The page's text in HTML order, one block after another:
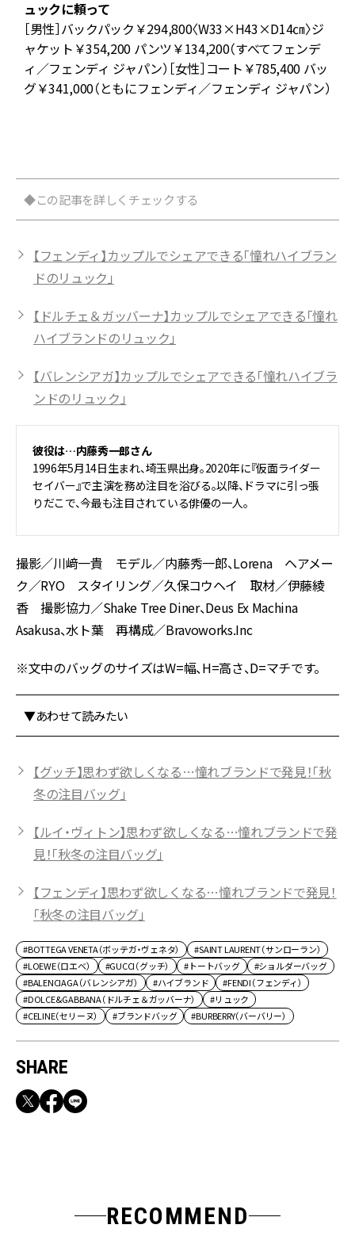
ュックに頼って
［男性］バックパック￥294,800〈W33×H43×D14㎝〉ジ
ャケット￥354,200 パンツ￥134,200（すべてフェンデ
ィ／フェンディ ジャパン）［女性］コート￥785,400 バッ
グ￥341,000（ともにフェンディ／フェンディ ジャパン）
◆この記事を詳しくチェックする
【フェンディ】カップルでシェアできる「憧れハイブラン
ドのリュック」
【ドルチェ＆ガッバーナ】カップルでシェアできる「憧れ
ハイブランドのリュック」
【バレンシアガ】カップルでシェアできる「憧れハイブラ
ンドのリュック」
彼役は…内藤秀一郎さん
1996年5月14日生まれ、埼玉県出身。2020年に『仮面ライダー
セイバー』で主演を務め注目を浴びる。以降、ドラマに引っ張
りだこで、今最も注目されている俳優の一人。
撮影／川﨑一貴 モデル／内藤秀一郎、Lorena ヘアメー
ク／RYO スタイリング／久保コウヘイ 取材／伊藤綾
香 撮影協力／Shake Tree Diner、Deus Ex Machina
Asakusa、水ト葉 再構成／Bravoworks.Inc
※文中のバッグのサイズはW=幅、H=高さ、D=マチです。
▼あわせて読みたい
【グッチ】思わず欲しくなる…憧れブランドで発見！「秋
冬の注目バッグ」
【ルイ・ヴィトン】思わず欲しくなる…憧れブランドで発
見！「秋冬の注目バッグ」
【フェンディ】思わず欲しくなる…憧れブランドで発見！
「秋冬の注目バッグ」
#BOTTEGA VENETA（ボッテガ・ヴェネタ）
#SAINT LAURENT（サンローラン）
#LOEWE（ロエベ）
#GUCCI（グッチ） #トートバッグ
#ショルダーバッグ
#BALENCIAGA（バレンシアガ）
#ハイブランド
#FENDI（フェンディ）
#DOLCE&GABBANA（ドルチェ＆ガッバーナ）
#リュック
#CELINE（セリーヌ）
#ブランドバッグ #BURBERRY（バーバリー）
SHARE
RECOMMEND